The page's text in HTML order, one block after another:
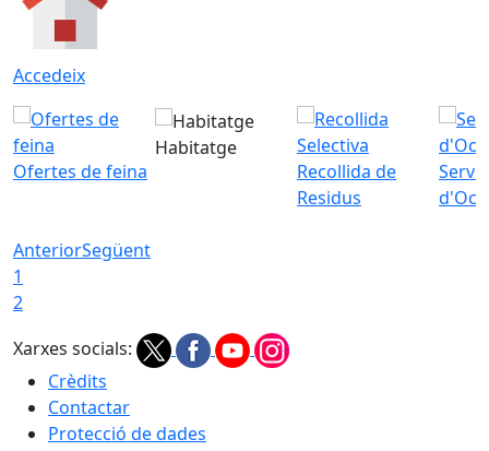
Accedeix
Ofertes de feina
Habitatge
Recollida de
Residus
Servei
AnteriorSegüent
1
2
Xarxes socials:
Crèdits
Contactar
Protecció de dades